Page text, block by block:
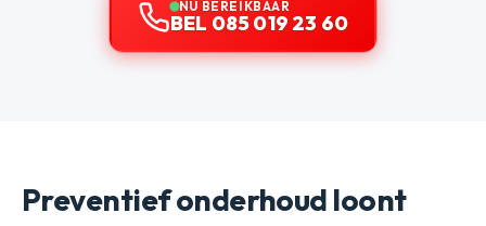
NU BEREIKBAAR
BEL 085 019 23 60
Preventief onderhoud loont